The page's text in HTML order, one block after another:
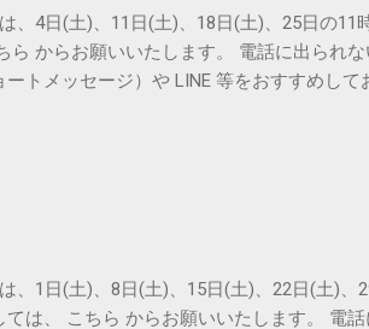
、4日(土)、11日(土)、18日(土)、25日の
ら からお願いいたします。 電話に出られ
ートメッセージ）や LINE 等をおすすめして
、1日(土)、8日(土)、15日(土)、22日(土)
ては、 こちら からお願いいたします。 電